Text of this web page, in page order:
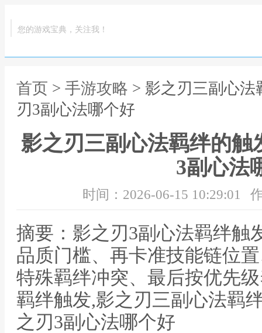
您的游戏宝典，关注我！
首页 > 手游攻略 > 影之刃三副心
刃3副心法哪个好
影之刃三副心法羁绊的触
3副心法
时间：2026-06-15 10:29:01
摘要：影之刃3副心法羁绊触
品质门槛、再卡准技能链位
特殊羁绊冲突、最后按优先
羁绊触发,影之刃三副心法羁
之刃3副心法哪个好